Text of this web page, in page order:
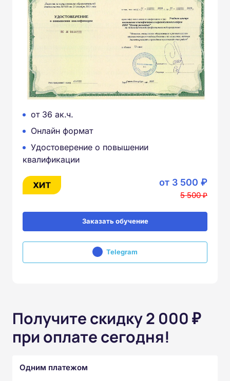
от 36 ак.ч.
Онлайн формат
Удостоверение о повышении
квалификации
от 3 500 ₽
5 500 ₽
Заказать обучение
Telegram
Получите скидку 2 000 ₽
при оплате сегодня!
Одним платежом